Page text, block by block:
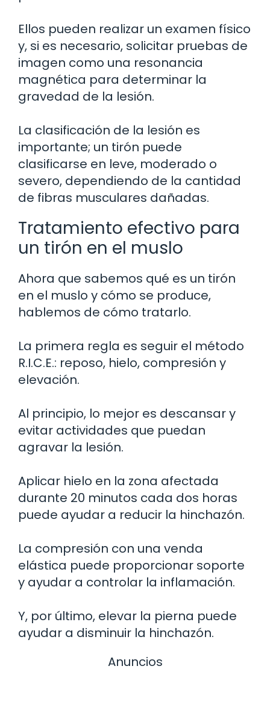
Ellos pueden realizar un examen físico
y, si es necesario, solicitar pruebas de
imagen como una resonancia
magnética para determinar la
gravedad de la lesión.
La clasificación de la lesión es
importante; un tirón puede
clasificarse en leve, moderado o
severo, dependiendo de la cantidad
de fibras musculares dañadas.
Tratamiento efectivo para
un tirón en el muslo
Ahora que sabemos qué es un tirón
en el muslo y cómo se produce,
hablemos de cómo tratarlo.
La primera regla es seguir el método
R.I.C.E.: reposo, hielo, compresión y
elevación.
Al principio, lo mejor es descansar y
evitar actividades que puedan
agravar la lesión.
Aplicar hielo en la zona afectada
durante 20 minutos cada dos horas
puede ayudar a reducir la hinchazón.
La compresión con una venda
elástica puede proporcionar soporte
y ayudar a controlar la inflamación.
Y, por último, elevar la pierna puede
ayudar a disminuir la hinchazón.
Anuncios